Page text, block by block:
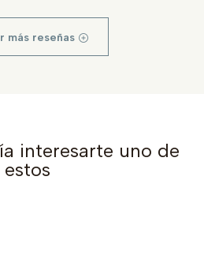
más reseñas
interesarte uno de
estos